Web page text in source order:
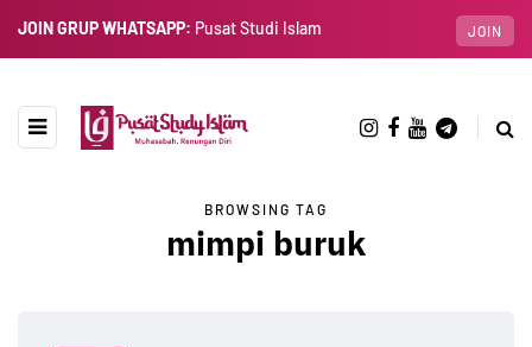
JOIN GRUP WHATSAPP: Pusat Studi Islam JOIN
BROWSING TAG
mimpi buruk